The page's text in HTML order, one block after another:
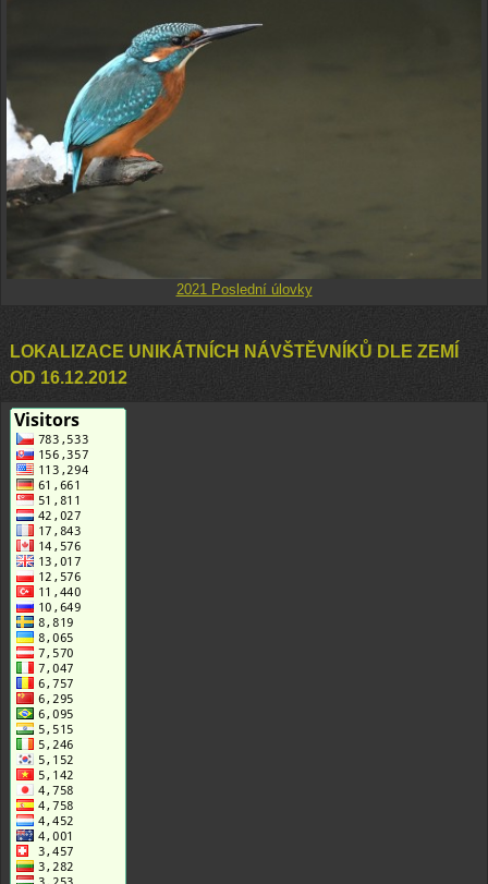
2021 Poslední úlovky
LOKALIZACE UNIKÁTNÍCH NÁVŠTĚVNÍKŮ DLE ZEMÍ
OD 16.12.2012